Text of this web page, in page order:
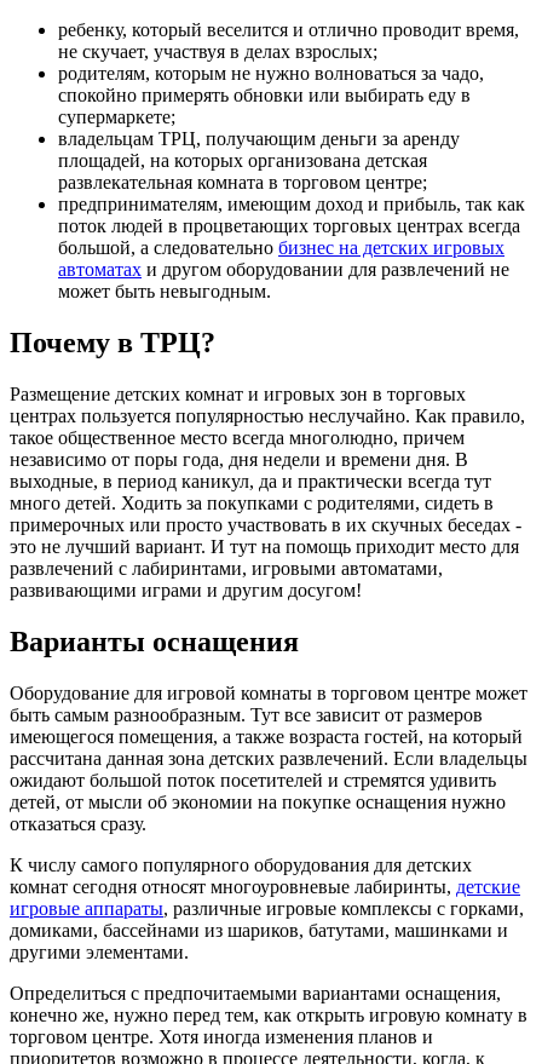
ребенку, который веселится и отлично проводит время,
не скучает, участвуя в делах взрослых;
родителям, которым не нужно волноваться за чадо,
спокойно примерять обновки или выбирать еду в
супермаркете;
владельцам ТРЦ, получающим деньги за аренду
площадей, на которых организована детская
развлекательная комната в торговом центре;
предпринимателям, имеющим доход и прибыль, так как
поток людей в процветающих торговых центрах всегда
большой, а следовательно бизнес на детских игровых
автоматах и другом оборудовании для развлечений не
может быть невыгодным.
Почему в ТРЦ?
Размещение детских комнат и игровых зон в торговых
центрах пользуется популярностью неслучайно. Как правило,
такое общественное место всегда многолюдно, причем
независимо от поры года, дня недели и времени дня. В
выходные, в период каникул, да и практически всегда тут
много детей. Ходить за покупками с родителями, сидеть в
примерочных или просто участвовать в их скучных беседах -
это не лучший вариант. И тут на помощь приходит место для
развлечений с лабиринтами, игровыми автоматами,
развивающими играми и другим досугом!
Варианты оснащения
Оборудование для игровой комнаты в торговом центре может
быть самым разнообразным. Тут все зависит от размеров
имеющегося помещения, а также возраста гостей, на который
рассчитана данная зона детских развлечений. Если владельцы
ожидают большой поток посетителей и стремятся удивить
детей, от мысли об экономии на покупке оснащения нужно
отказаться сразу.
К числу самого популярного оборудования для детских
комнат сегодня относят многоуровневые лабиринты, детские
игровые аппараты, различные игровые комплексы с горками,
домиками, бассейнами из шариков, батутами, машинками и
другими элементами.
Определиться с предпочитаемыми вариантами оснащения,
конечно же, нужно перед тем, как открыть игровую комнату в
торговом центре. Хотя иногда изменения планов и
приоритетов возможно в процессе деятельности, когда, к